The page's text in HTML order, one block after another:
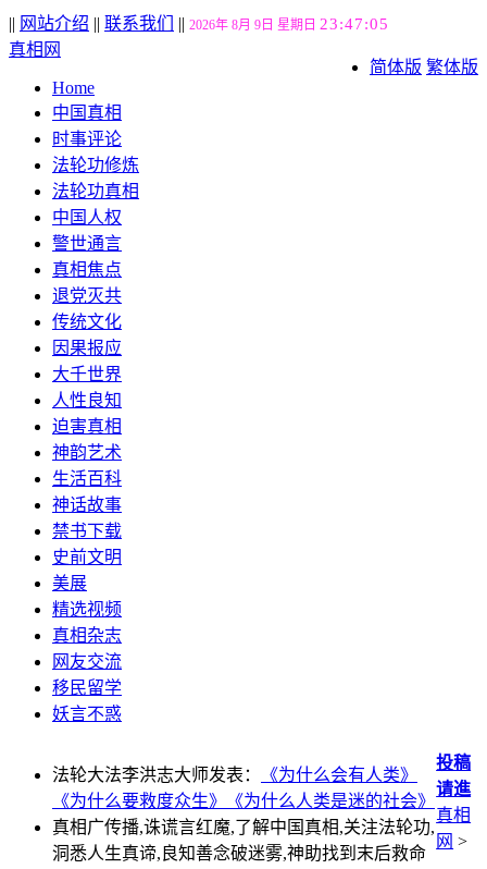
|| 网站介绍 || 联系我们 || 2026年 8月 9日 星期日 23:47:06
简体版 繁体版
真相网
Home
中国真相
时事评论
法轮功修炼
法轮功真相
中国人权
警世通言
真相焦点
退党灭共
传统文化
因果报应
大千世界
人性良知
迫害真相
神韵艺术
生活百科
神话故事
禁书下载
史前文明
美展
精选视频
真相杂志
网友交流
移民留学
妖言不惑
法轮大法李洪志大师发表：
《为什么会有人类》
《为什么要救度众生》
《为什么人类是迷的社会》
真相广传播,诛谎言红魔,了解中国真相,关注法轮功,
洞悉人生真谛,良知善念破迷雾,神助找到末后救命
投稿
请進
真相
网 >